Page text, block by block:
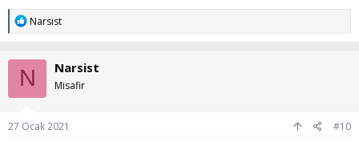
bir ise yonelmemizi istiyor ama bahsettiğim gibi boş ye gircem
sevinirim
[/QUO#yanlızdeğilsindostum... daha birkaç gün önceye kadar
bende öykeydim, ama seninle aramızdaki fark ben sadece 3 sene
birakmalısın, her ne kadar gözünü korumaya çalışsa da, bazen işe
T
p
k
l
e
:
Narsist
N Narsist
Misafir
27 Ocak 2021 #10